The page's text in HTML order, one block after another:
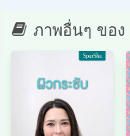
ภาพอื่นๆ ของ